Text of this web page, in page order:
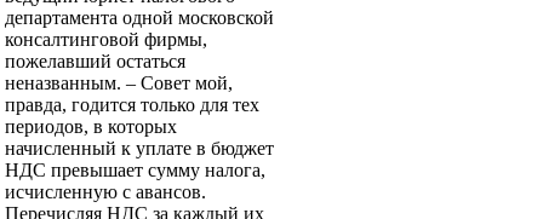
департамента одной московской
консалтинговой фирмы,
пожелавший остаться
неназванным. – Совет мой,
правда, годится только для тех
периодов, в которых
начисленный к уплате в бюджет
НДС превышает сумму налога,
исчисленную с авансов.
Перечисляя НДС за каждый их